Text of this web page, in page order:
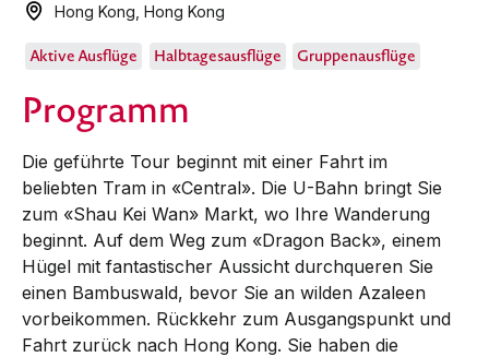
Hong Kong ,Hong Kong
Aktive Ausflüge Halbtagesausflüge Gruppenausflüge
Programm
Die geführte Tour beginnt mit einer Fahrt im
beliebten Tram in «Central». Die U-Bahn bringt Sie
zum «Shau Kei Wan» Markt, wo Ihre Wanderung
beginnt. Auf dem Weg zum «Dragon Back», einem
Hügel mit fantastischer Aussicht durchqueren Sie
einen Bambuswald, bevor Sie an wilden Azaleen
vorbeikommen. Rückkehr zum Ausgangspunkt und
Fahrt zurück nach Hong Kong. Sie haben die